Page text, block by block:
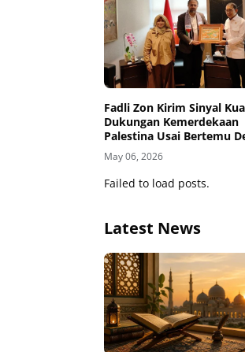
Fadli Zon Kirim Sinyal
Dukungan Kemerdekaan
Palestina Usai Bertemu
di Kemenbud
May 06, 2026
Failed to load posts.
Latest News